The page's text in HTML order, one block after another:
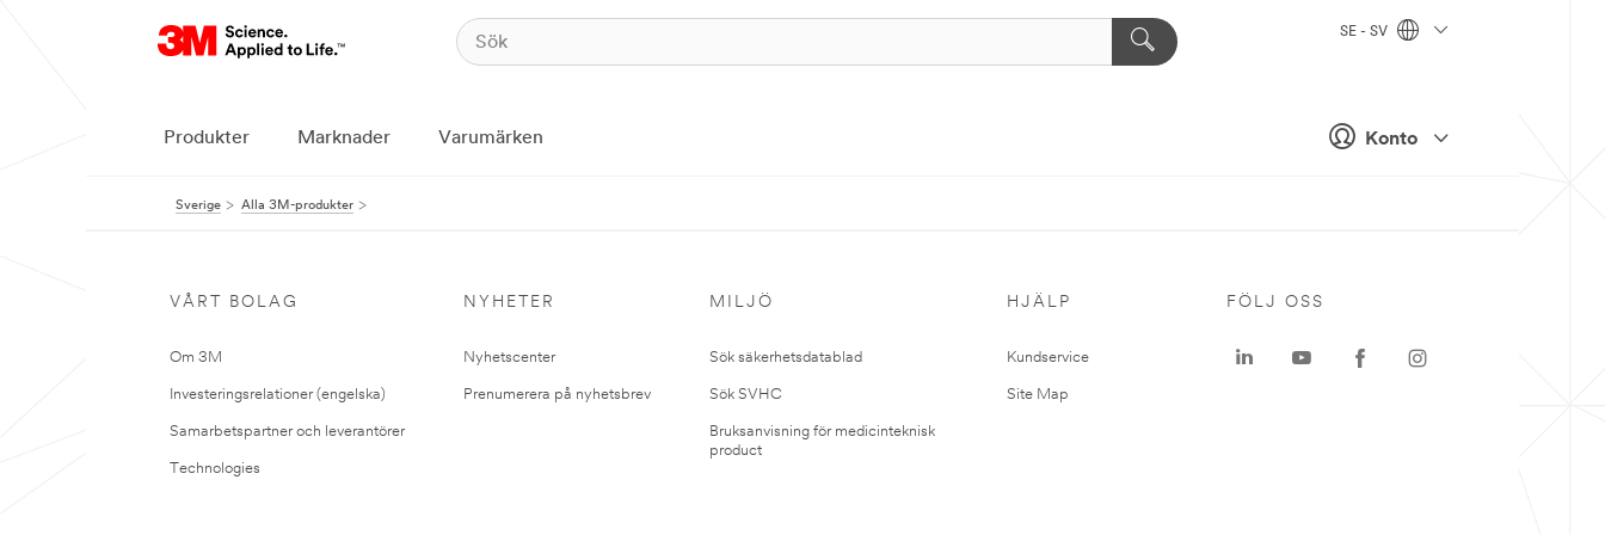
Konto
SE - SV
Produkter Marknader Varumärken
Sverige Alla 3M-produkter
VÅRT BOLAG
Om 3M
Investeringsrelationer (engelska)
Samarbetspartner och leverantörer
Technologies
NYHETER
Nyhetscenter
Prenumerera på nyhetsbrev
MILJÖ
Sök säkerhetsdatablad
Sök SVHC
Bruksanvisning för medicinteknisk
product
HJÄLP
Kundservice
Site Map
FÖLJ OSS